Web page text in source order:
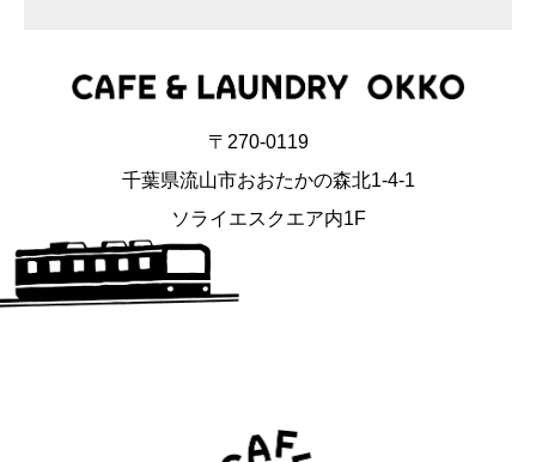
〒270-0119
千葉県流山市おおたかの森北1-4-1
ソライエスクエア内1F